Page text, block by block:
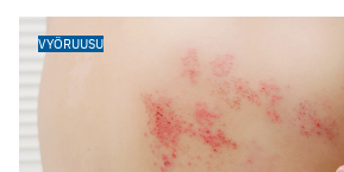
VYÖRUUSU